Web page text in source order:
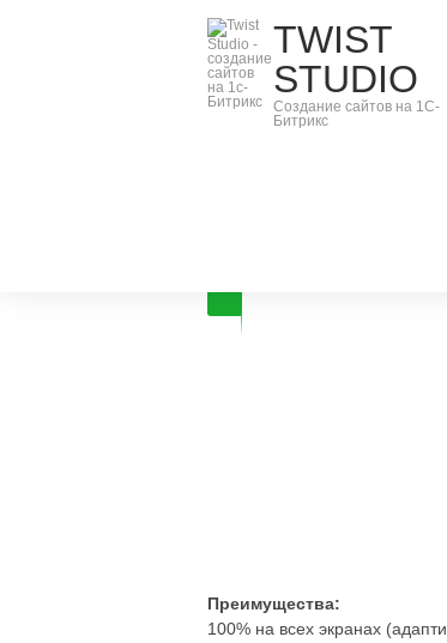
TWIST
STUDIO
Создание сайтов на 1С-
Битрикс
Преимущества:
100% на всех экранах